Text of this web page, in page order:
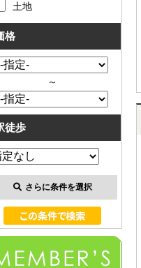
土地
格
～
徒歩
さらに条件を選択